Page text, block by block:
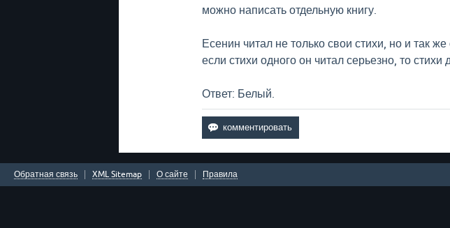
можно написать отдельную книгу.
Есенин читал не только свои стихи, но и так
если стихи одного он читал серьезно, то стихи
Ответ: Белый.
Обратная связь XML Sitemap О сайте Правила